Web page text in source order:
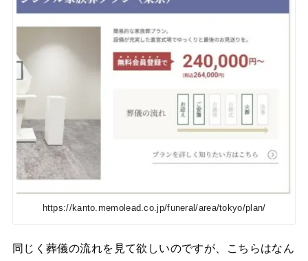
https://kanto.memolead.co.jp/funeral/area/tokyo/plan/
同じく葬儀の流れを見て欲しいのですが、こちらはなん